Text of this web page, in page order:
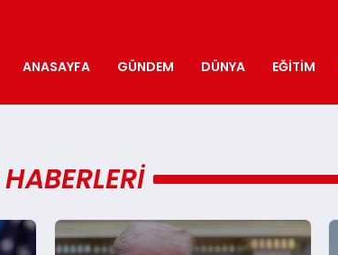
ANASAYFA GÜNDEM DÜNYA EĞITIM